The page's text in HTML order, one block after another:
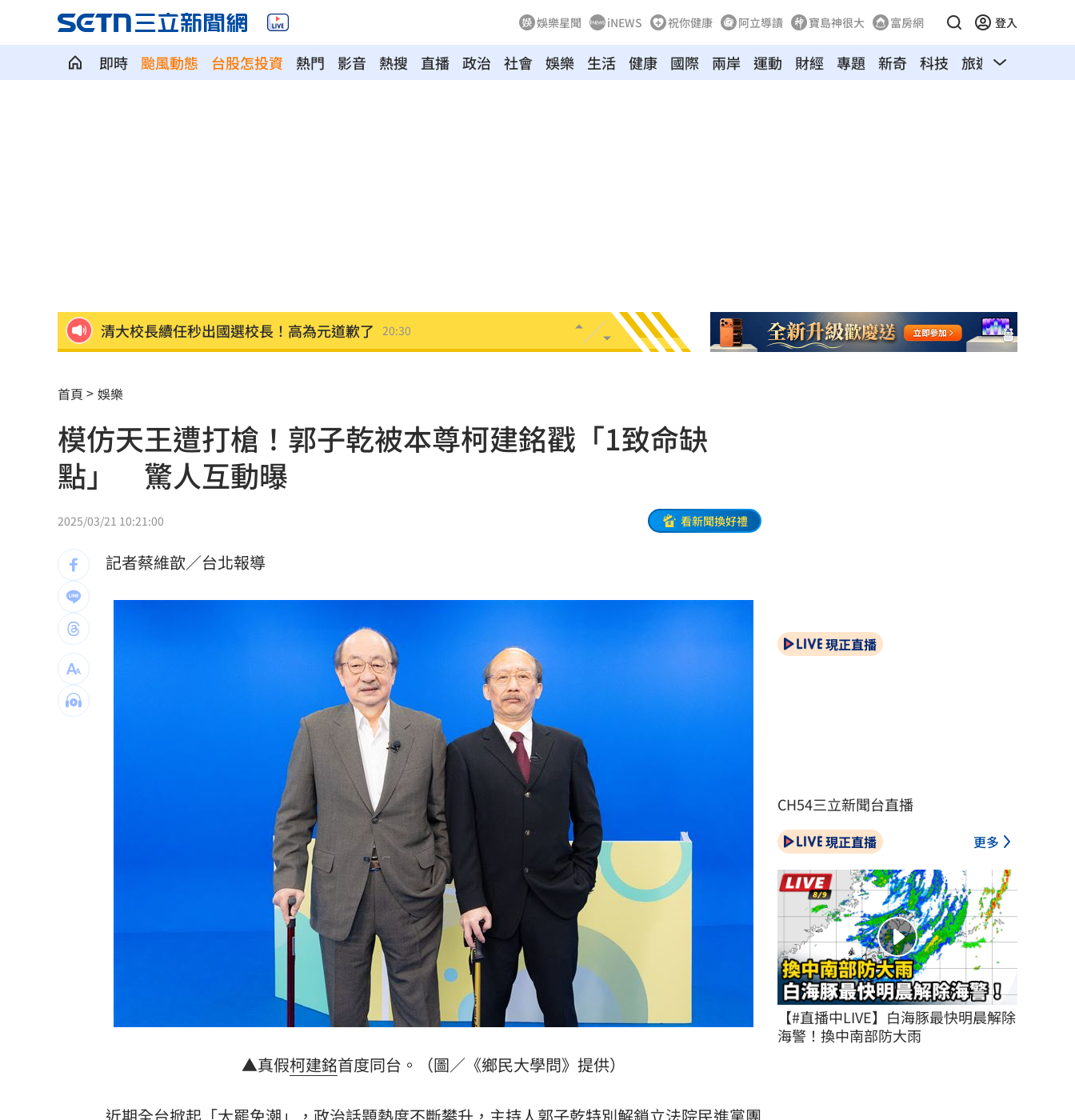
娛樂星聞 iNEWS 祝你健康 阿立導讀 寶島神很大 富房網 登入
即時 颱風動態 台股怎投資 熱門 影音 熱搜 直播 政治 社會 娛樂 生活 健康 國際 兩岸 運動 財經 專題 新奇 科技 旅遊 汽車
放雙手騎車喊手麻！騎士遭打臉仍判罰 20:48
影片曝光！台中囂張男揮刀還尿在警身上 20:24
獨／再爆隨機攻擊？婦控外送員無故賞巴掌
產蛋量下降 本週「蛋價漲3元」 20:08
KISS OF LIFE飆唱 秀經典擦汗全場瘋掉
台股7月大回檔！0050申購額再破紀錄
2000人堵教堂搶看C羅婚禮 竟是超大烏龍
平野惠一率兄弟奪171勝 中職最多勝外教 19:56
女股神加碼狂掃台積電！外媒揭全因這巨頭 19:53
想吃清淡！他搭機點「這特殊餐」傻眼了 19:51
買房3年才知「蜘蛛人住我家」屋主超傻眼 19:47
生日變親人忌日！直升機慶祝墜機4人罹難 19:47
15:27
三立iNEWS新聞台線上直播 18:00
商場戰國來臨 台中「頂奢大道」逐漸成形 12:00
台彩父親節推新刮刮樂千萬頭獎超「爸」氣 12:00
「拍片人的多重宇宙」職涯論壇9/12登場！ 10:30
8國球員齊聚高雄 Formosa 7s掀足球熱潮 10:00
理想混蛋號召粉絲跨海追星吃美食！ 18:15
首頁 娛樂
模仿天王遭打槍！郭子乾被本尊柯建銘戳「1致命缺
點」 驚人互動曝
2025/03/21 10:21:00 看新聞換好禮
記者蔡維歆／台北報導
▲真假柯建銘首度同台。（圖／《鄉民大學問》提供）
現正直播
CH54三立新聞台直播
現正直播 更多
【#直播中LIVE】白海豚最快明晨解除
海警！換中南部防大雨